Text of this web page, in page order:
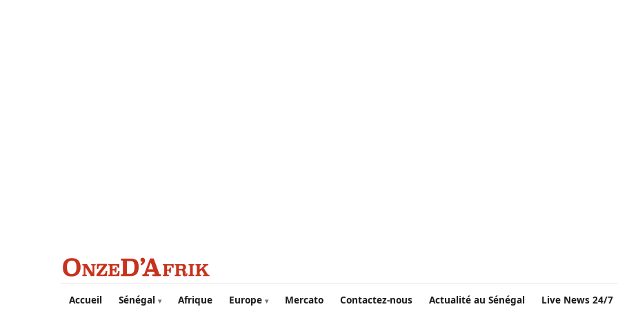
Aller au contenu principal
Accueil Sénégal Afrique Europe Mercato Contactez-nous Actualité au Sénégal Live News 24/7